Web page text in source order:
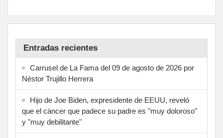
Entradas recientes
Carrusel de La Fama del 09 de agosto de 2026 por
Néstor Trujillo Herrera
Hijo de Joe Biden, expresidente de EEUU, reveló
que el cáncer que padece su padre es "muy doloroso"
y "muy debilitante"